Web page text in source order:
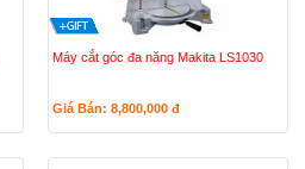
Máy cắt góc đa năng Makita LS1030
Giá Bán: 8,800,000 đ